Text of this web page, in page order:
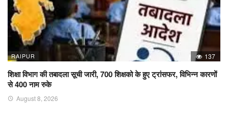
RAIPUR 137
शिक्षा विभाग की तबादला सूची जारी, 700 शिक्षको के हुए ट्रांसफर, विभिन्न कारणों
से 400 नाम रुके
August 8, 2026